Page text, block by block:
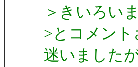
＞きいろい
>とコメン
迷いました